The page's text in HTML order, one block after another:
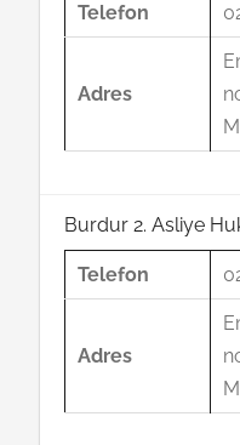
Telefon
Adres
Burdur 2. Asliye
Telefon
Adres